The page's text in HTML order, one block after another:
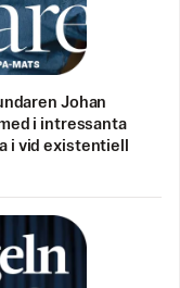
Johan
i intressanta
i vid existentiell